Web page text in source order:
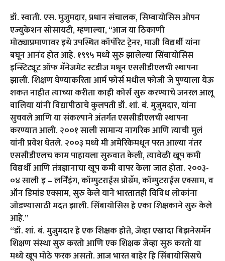
डॉ. स्वाती. एस. मुजुमदार, प्रधान संचालक, सिम्बायोसिस ओपन
एज्युकेशन सोसायटी, म्हणाल्या, “आज या ठिकाणी
मोठ्याप्रमाणावर इथे उपस्थित कॉर्पोरेट ट्रेनर, माजी विद्यर्थी यांना
बघून आनंद होत आहे. १९९५ मध्ये सुरु झालेल्या सिंबायोसिस
इन्स्टिट्यूट ऑफ मॅनेजमेंट स्टडीज मधून एससीडीएलची स्थापना
झाली. शिक्षण घेण्याकरिता आर्म फोर्स मधील फोजी जे पुण्याला येऊ
शकत नाहीत त्याच्या करीता काही कोर्स सुरु करण्याचे जनरल आलू
वालिया यांनी विद्यापीठाचे कुलपती डॉ. शां. बं. मुजुमदार, यांना
सुचवले आणि या संकल्पाने अंतर्गत एससीडीएलची स्थापना
करण्यात आली. २००१ साली सामान्य नागरिक आणि त्याची मुलं
यांनी प्रवेश घेतले. २००३ मध्ये मी अमेरिकेमधून परत आल्या नंतर
एससीडीएलच काम पाहायला सुरुवात केली, त्यावेळी खूप कमी
विद्यर्थी आणि तंत्रज्ञानाचा खूप कमी वापर केला जात होता. २००३-
०४ साली इ – लर्निंइंग, कॉम्पुटराईस प्रोग्रॅम, कॉम्पुटराईस एक्साम, व
ऑन डिमांड एक्साम, सुरु केले याने भारतातही विविध लोकांना
जोडण्यासाठी मदत झाली. सिंबायोसिस हे एका शिक्षकाने सुरु केले
आहे.”
“डॉ. शां. बं. मुजुमदार हे एक शिक्षक होते, जेव्हा एखादा बिझनेसमॅन
शिक्षण संस्था सुरु करतो आणि एक शिक्षक जेव्हा सुरु करतो या
मध्ये खूप मोठे फरक असतो. आज भारत बाहेर हि सिंबायोसिसचे